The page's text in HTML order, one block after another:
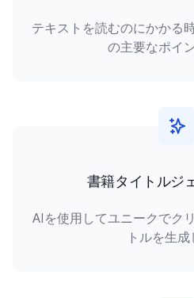
テキストを読むのにかかる
の主要なポイ
書籍タイトルジ
AIを使用してユニークでク
トルを生